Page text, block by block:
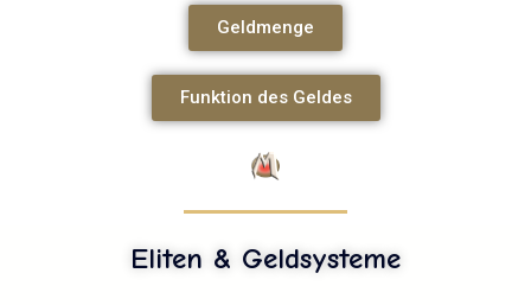
Geldmenge
Funktion des Geldes
Eliten & Geldsysteme